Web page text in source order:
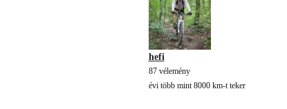
hefi
87 vélemény
évi több mint 8000 km-t teker